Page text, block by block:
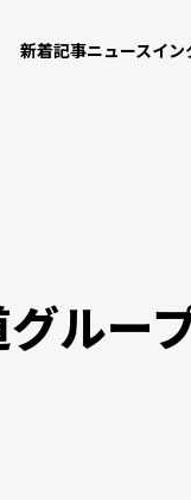
新着記事ニュースイン
ルー